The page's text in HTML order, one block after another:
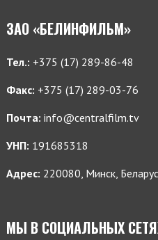
ЗАО «БЕЛИНФИЛЬМ»
Тел.: +375 (17) 289-86-48
Факс: +375 (17) 289-03-76
Почта: info@centralfilm.tv
УНП: 191685318
Адрес: 220080, Минск,
МЫ В СОЦИАЛЬНЫХ